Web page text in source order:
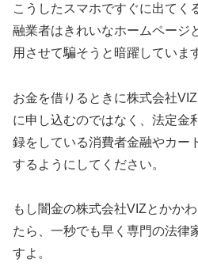
こうしたスマホですぐに出てく
融業者はきれいなホームページ
用させて騙そうと暗躍していま
お金を借りるときに株式会社VIZ
に申し込むのではなく、法定金
録をしている消費者金融やカー
するようにしてください。
もし闇金の株式会社VIZとかか
たら、一秒でも早く専門の法律
すよ。